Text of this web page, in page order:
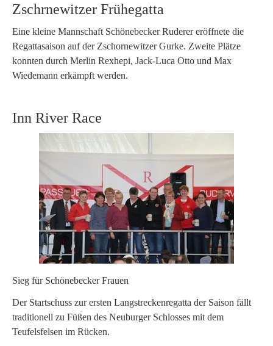
Zschrnewitzer Frühegatta
Eine kleine Mannschaft Schönebecker Ruderer eröffnete die
Regattasaison auf der Zschornewitzer Gurke. Zweite Plätze
konnten durch Merlin Rexhepi, Jack-Luca Otto und Max
Wiedemann erkämpft werden.
Inn River Race
Sieg für Schönebecker Frauen
Der Startschuss zur ersten Langstreckenregatta der Saison fällt
traditionell zu Füßen des Neuburger Schlosses mit dem
Teufelsfelsen im Rücken.